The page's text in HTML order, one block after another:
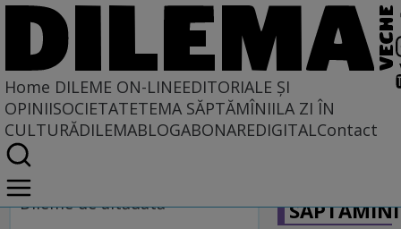
Home DILEME ON-LINEEDITORIALE ȘI
OPINIISOCIETATETEMA SĂPTĂMÎNIILA ZI ÎN
CULTURĂDILEMABLOGABONAREDIGITALContact
Home
Dileme on-line
Dileme de altădată